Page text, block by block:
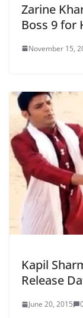
Zarine
Boss 9 for
November 15,
Kapil
Release
June 20, 2015